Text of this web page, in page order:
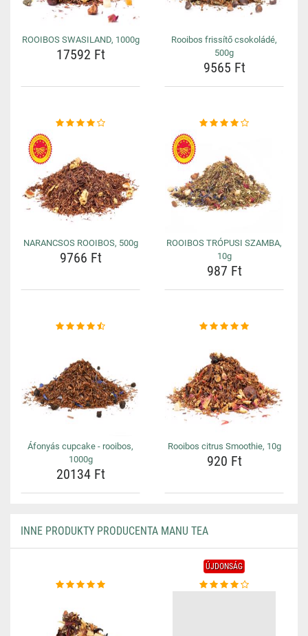
ROOIBOS SWASILAND, 1000g
17592 Ft
Rooibos frissítő csokoládé,
500g
9565 Ft
NARANCSOS ROOIBOS, 500g
9766 Ft
ROOIBOS TRÓPUSI SZAMBA,
10g
987 Ft
Áfonyás cupcake - rooibos,
1000g
20134 Ft
Rooibos citrus Smoothie, 10g
920 Ft
INNE PRODUKTY PRODUCENTA MANU TEA
ÚJDONSÁG